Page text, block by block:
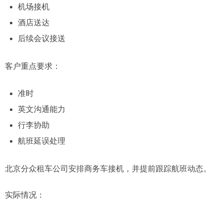
机场接机
酒店送达
后续会议接送
客户重点要求：
准时
英文沟通能力
行李协助
航班延误处理
北京分众租车公司安排商务车接机，并提前跟踪航班动态。
实际情况：